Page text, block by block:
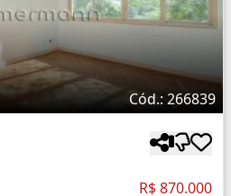
Cód.: 266839
R$ 870.000